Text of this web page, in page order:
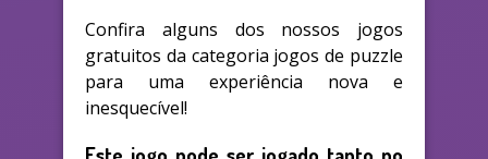
Confira alguns dos nossos jogos
gratuitos da categoria jogos de puzzle
para uma experiência nova e
inesquecível!
Este jogo pode ser jogado tanto no